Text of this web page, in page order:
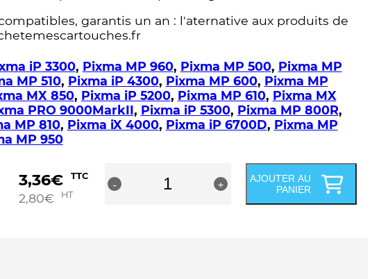
garantis un an : l'aternative aux produits de
iP 3300, Pixma MP 960, Pixma MP 500, Pixma MP
MP 510, Pixma iP 4300, Pixma MP 600, Pixma MP
MX 850, Pixma iP 5200, Pixma MP 610, Pixma MX
PRO 9000MarkII, Pixma iP 5300, Pixma MP 800R,
MP 810, Pixma iX 4000, Pixma iP 6700D, Pixma MP
MP 950
3,36€ TTC
2,80€ HT
- +
AJOUTER AU
PANIER